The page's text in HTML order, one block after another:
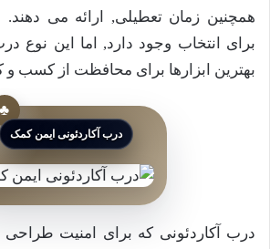
همچنین زمان تعطیلی, ارائه می
برای انتخاب وجود دارد, اما این نوع
بهترین ابزارها برای محافظت از کسب و
درب آکاردئونی ایمن کمک
درب آکاردئونی که برای امنیت طراحی